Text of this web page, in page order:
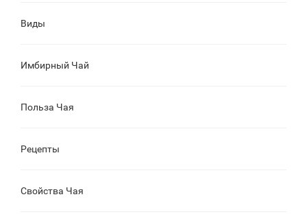
Виды
Имбирный Чай
Польза Чая
Рецепты
Свойства Чая